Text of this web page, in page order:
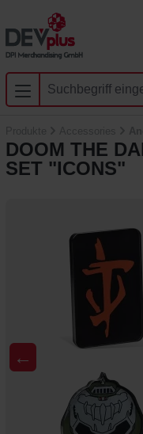
Zum Hauptinhalt
DOOM THE
SET "ICONS"
←